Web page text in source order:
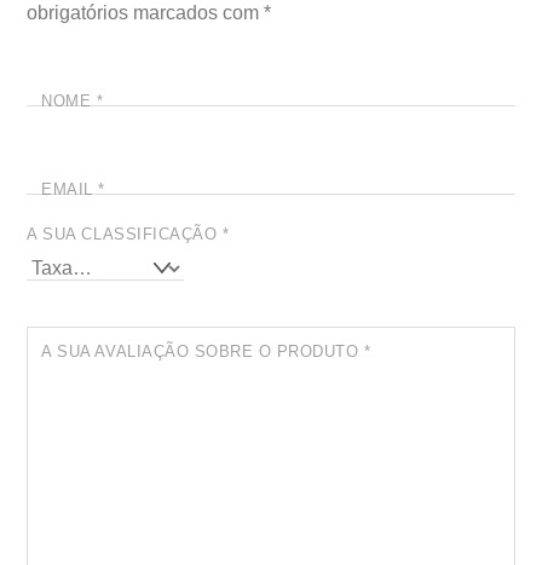
obrigatórios marcados com*
NOME*
EMAIL*
A SUA CLASSIFICAÇÃO *
A SUA AVALIAÇÃO SOBRE O PRODUTO *